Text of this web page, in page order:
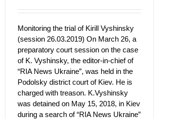
Monitoring the trial of Kirill Vyshinsky
(session 26.03.2019) On March 26, a
preparatory court session on the case
of K. Vyshinsky, the editor-in-chief of
“RIA News Ukraine”, was held in the
Podolsky district court of Kiev. He is
charged with treason. K.Vyshinsky
was detained on May 15, 2018, in Kiev
during a search of “RIA News Ukraine”